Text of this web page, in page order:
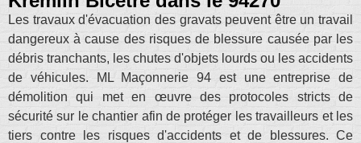
Les travaux d'évacuation des gravats peuvent être un travail
dangereux à cause des risques de blessure causée par les
débris tranchants, les chutes d'objets lourds ou les accidents
de véhicules. ML Maçonnerie 94 est une entreprise de
démolition qui met en œuvre des protocoles stricts de
sécurité sur le chantier afin de protéger les travailleurs et les
tiers contre les risques d'accidents et de blessures. Ce